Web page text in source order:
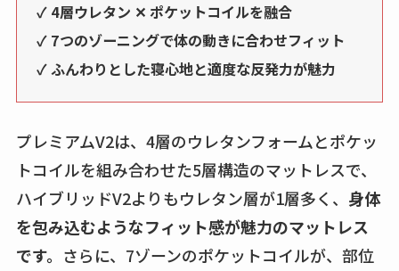
✓ 4層ウレタン ✕ ポケットコイルを融合
✓ 7つのゾーニングで体の動きに合わせフィット
✓ ふんわりとした寝心地と適度な反発力が魅力
プレミアムV2は、4層のウレタンフォームとポケッ
トコイルを組み合わせた5層構造のマットレスで、
ハイブリッドV2よりもウレタン層が1層多く、 身体
を包み込むようなフィット感が魅力のマットレス
です。 さらに、7ゾーンのポケットコイルが、部位